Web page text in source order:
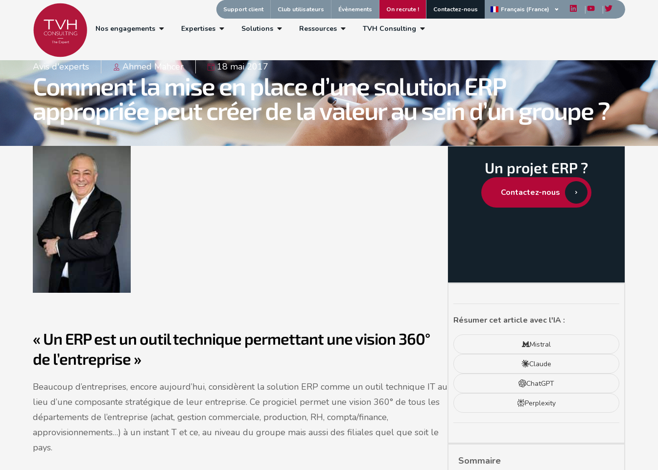
Support client Club utilisateurs Évènements On recrute ! Contactez-nous Français (France)
Nos engagements Expertises Solutions Ressources TVH Consulting
Avis d'experts Ahmed Mahcer 18 mai 2017
Comment la mise en place d’une solution ERP
appropriée peut créer de la valeur au sein d’un groupe ?
« Un ERP est un outil technique permettant une vision 360°
de l’entreprise »
Beaucoup d’entreprises, encore aujourd’hui, considèrent la solution ERP comme un outil technique IT au
lieu d’une composante stratégique de leur entreprise. Ce progiciel permet une vision 360° de tous les
départements de l’entreprise (achat, gestion commerciale, production, RH, compta/finance,
approvisionnements…) à un instant T et ce, au niveau du groupe mais aussi des filiales quel que soit le
pays.
Un projet ERP ?
Contactez-nous
Résumer cet article avec l'IA :
Mistral
Claude
ChatGPT
Perplexity
Sommaire